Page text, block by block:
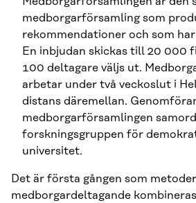
medborgarförsamling som
rekommendationer och som
En inbjudan skickas till 20 000
100 deltagare väljs ut.
arbetar under två veckoslut i
distans däremellan.
medborgarförsamlingen
forskningsgruppen för
universitet.
Det är första gången som
medborgardeltagande